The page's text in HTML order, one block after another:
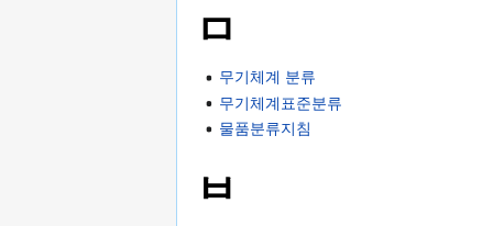
ㅁ
무기체계 분류
무기체계표준분류
물품분류지침
ㅂ